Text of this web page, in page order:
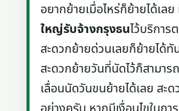
อยากย้ายเมื่อไหร่ก็ย้ายได้เล
ใหญ่รับจ้างกรุงธนไว้บริการ
สะดวกย้ายด่วนเลยก็ย้ายได้ทั
สะดวกย้ายวันที่นัดไว้ก็สามาร
เลื่อนนัดวันขนย้ายได้เลย สะ